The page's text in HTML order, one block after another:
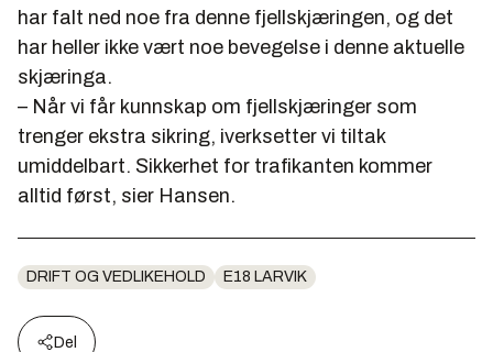
har falt ned noe fra denne fjellskjæringen, og det
har heller ikke vært noe bevegelse i denne aktuelle
skjæringa.
– Når vi får kunnskap om fjellskjæringer som
trenger ekstra sikring, iverksetter vi tiltak
umiddelbart. Sikkerhet for trafikanten kommer
alltid først, sier Hansen.
DRIFT OG VEDLIKEHOLD E18 LARVIK
Del